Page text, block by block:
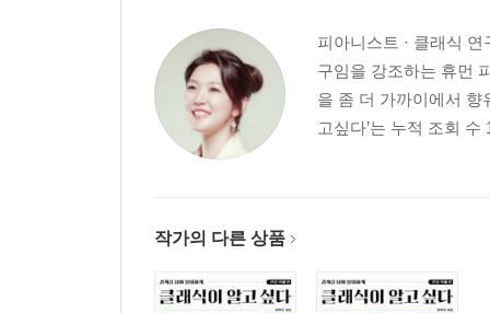
피아니스트 · 클래식
구임을 강조하는 휴먼
을 좀 더 가까이에서 향
고싶다’는 누적 조회
작가의 다른 상품